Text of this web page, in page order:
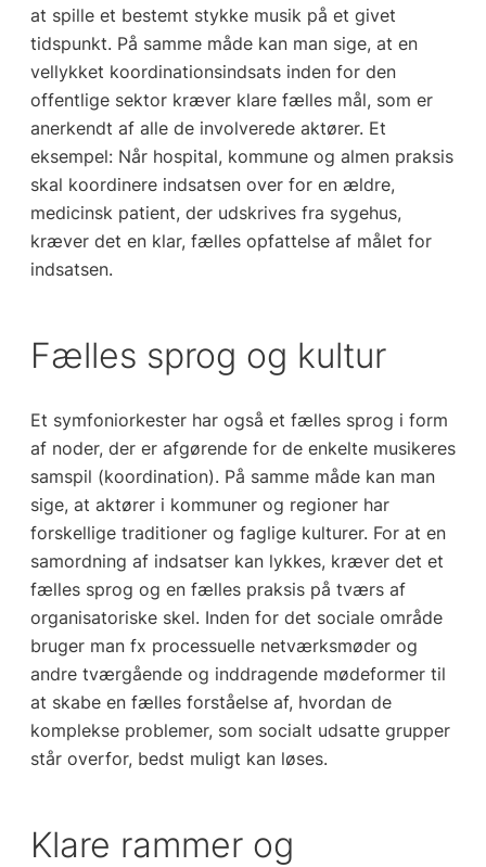
at spille et bestemt stykke musik på et givet
tidspunkt. På samme måde kan man sige, at en
vellykket koordinationsindsats inden for den
offentlige sektor kræver klare fælles mål, som er
anerkendt af alle de involverede aktører. Et
eksempel: Når hospital, kommune og almen praksis
skal koordinere indsatsen over for en ældre,
medicinsk patient, der udskrives fra sygehus,
kræver det en klar, fælles opfattelse af målet for
indsatsen.
Fælles sprog og kultur
Et symfoniorkester har også et fælles sprog i form
af noder, der er afgørende for de enkelte musikeres
samspil (koordination). På samme måde kan man
sige, at aktører i kommuner og regioner har
forskellige traditioner og faglige kulturer. For at en
samordning af indsatser kan lykkes, kræver det et
fælles sprog og en fælles praksis på tværs af
organisatoriske skel. Inden for det sociale område
bruger man fx processuelle netværksmøder og
andre tværgående og inddragende mødeformer til
at skabe en fælles forståelse af, hvordan de
komplekse problemer, som socialt udsatte grupper
står overfor, bedst muligt kan løses.
Klare rammer og